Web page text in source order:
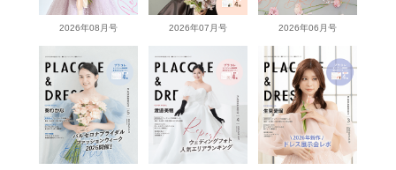
2026年08月号 2026年07月号 2026年06月号